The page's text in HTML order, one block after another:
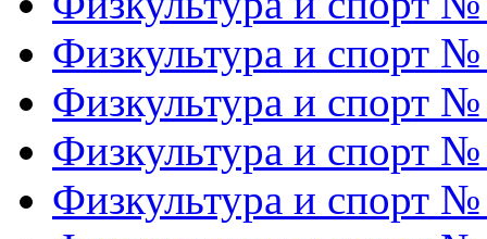
Физкультура и спорт
Физкультура и спорт
Физкультура и спорт
Физкультура и спорт